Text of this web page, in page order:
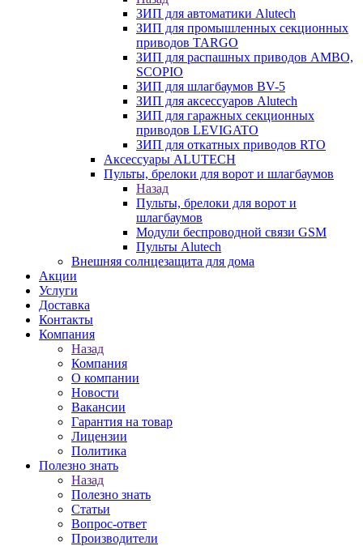
ЗИП для автоматики Alutech
ЗИП для промышленных секционных
приводов TARGO
ЗИП для распашных приводов AMBO,
SCOPIO
ЗИП для шлагбаумов BV-5
ЗИП для аксессуаров Alutech
ЗИП для гаражных секционных
приводов LEVIGATO
ЗИП для откатных приводов RTO
Аксессуары ALUTECH
Пульты, брелоки для ворот и шлагбаумов
Назад
Пульты, брелоки для ворот и
шлагбаумов
Модули беспроводной связи GSM
Пульты Alutech
Внешняя солнцезащита для дома
Акции
Услуги
Доставка
Контакты
Компания
Назад
Компания
О компании
Новости
Вакансии
Гарантия на товар
Лицензии
Политика
Полезно знать
Назад
Полезно знать
Статьи
Вопрос-ответ
Производители